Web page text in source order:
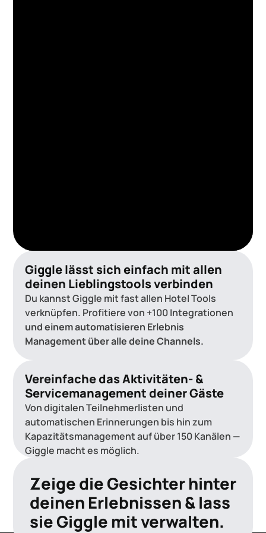
Giggle lässt sich einfach mit allen
deinen Lieblingstools verbinden
Du kannst Giggle mit fast allen Hotel Tools
verknüpfen. Profitiere von +100 Integrationen
und einem automatisieren Erlebnis
Management über alle deine Channels.
Vereinfache das Aktivitäten- &
Servicemanagement deiner Gäste
Von digitalen Teilnehmerlisten und
automatischen Erinnerungen bis hin zum
Kapazitätsmanagement auf über 150 Kanälen —
Giggle macht es möglich.
Zeige die Gesichter hinter
deinen Erlebnissen & lass
sie Giggle mit verwalten.